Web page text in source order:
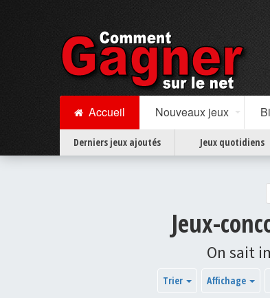
Accueil Nouveaux jeux
Derniers jeux ajoutés Jeux quotidiens
Jeux-
On sait
Trier Affichage